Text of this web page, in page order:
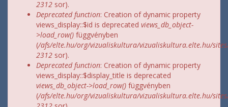
2312 sor).
Deprecated function: Creation of dynamic property
views_display::$id is deprecated views_db_object-
>load_row() függvényben
(/afs/elte.hu/org/vizualiskultura/vizualiskultura.elte.hu/
2312 sor).
Deprecated function: Creation of dynamic property
views_display::$display_title is deprecated
views_db_object->load_row() függvényben
(/afs/elte.hu/org/vizualiskultura/vizualiskultura.elte.hu/